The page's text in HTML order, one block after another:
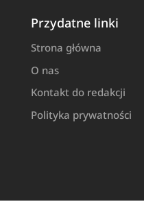
Przydatne linki
Strona główna
O nas
Kontakt do redakcji
Polityka prywatności